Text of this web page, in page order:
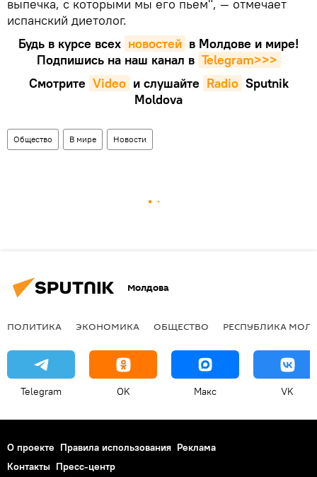
выпечка, с которыми мы его пьем", — отмечает
испанский диетолог.
Будь в курсе всех новостей в Молдове и мире!
Подпишись на наш канал в Telegram>>>
Смотрите Video и слушайте Radio Sputnik
Moldova
Общество В мире Новости
Молдова
ПОЛИТИКА ЭКОНОМИКА ОБЩЕСТВО РЕСПУБЛИКА
Telegram OK Макс VK
О проекте Правила использования Реклама
Контакты Пресс-центр